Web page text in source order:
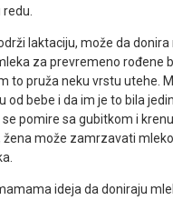
laktaciju, može da donira
za prevremeno
to pruža neku vrstu utehe.
od bebe i da im je to bila
pomire sa gubitkom i
žena može zamrzavati
ideja da doniraju